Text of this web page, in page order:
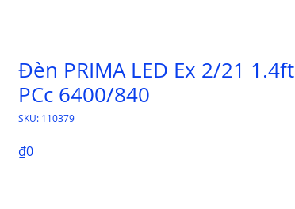
Đèn PRIMA LED Ex 2/21 1.4ft
PCc 6400/840
SKU: 110379
₫0Price